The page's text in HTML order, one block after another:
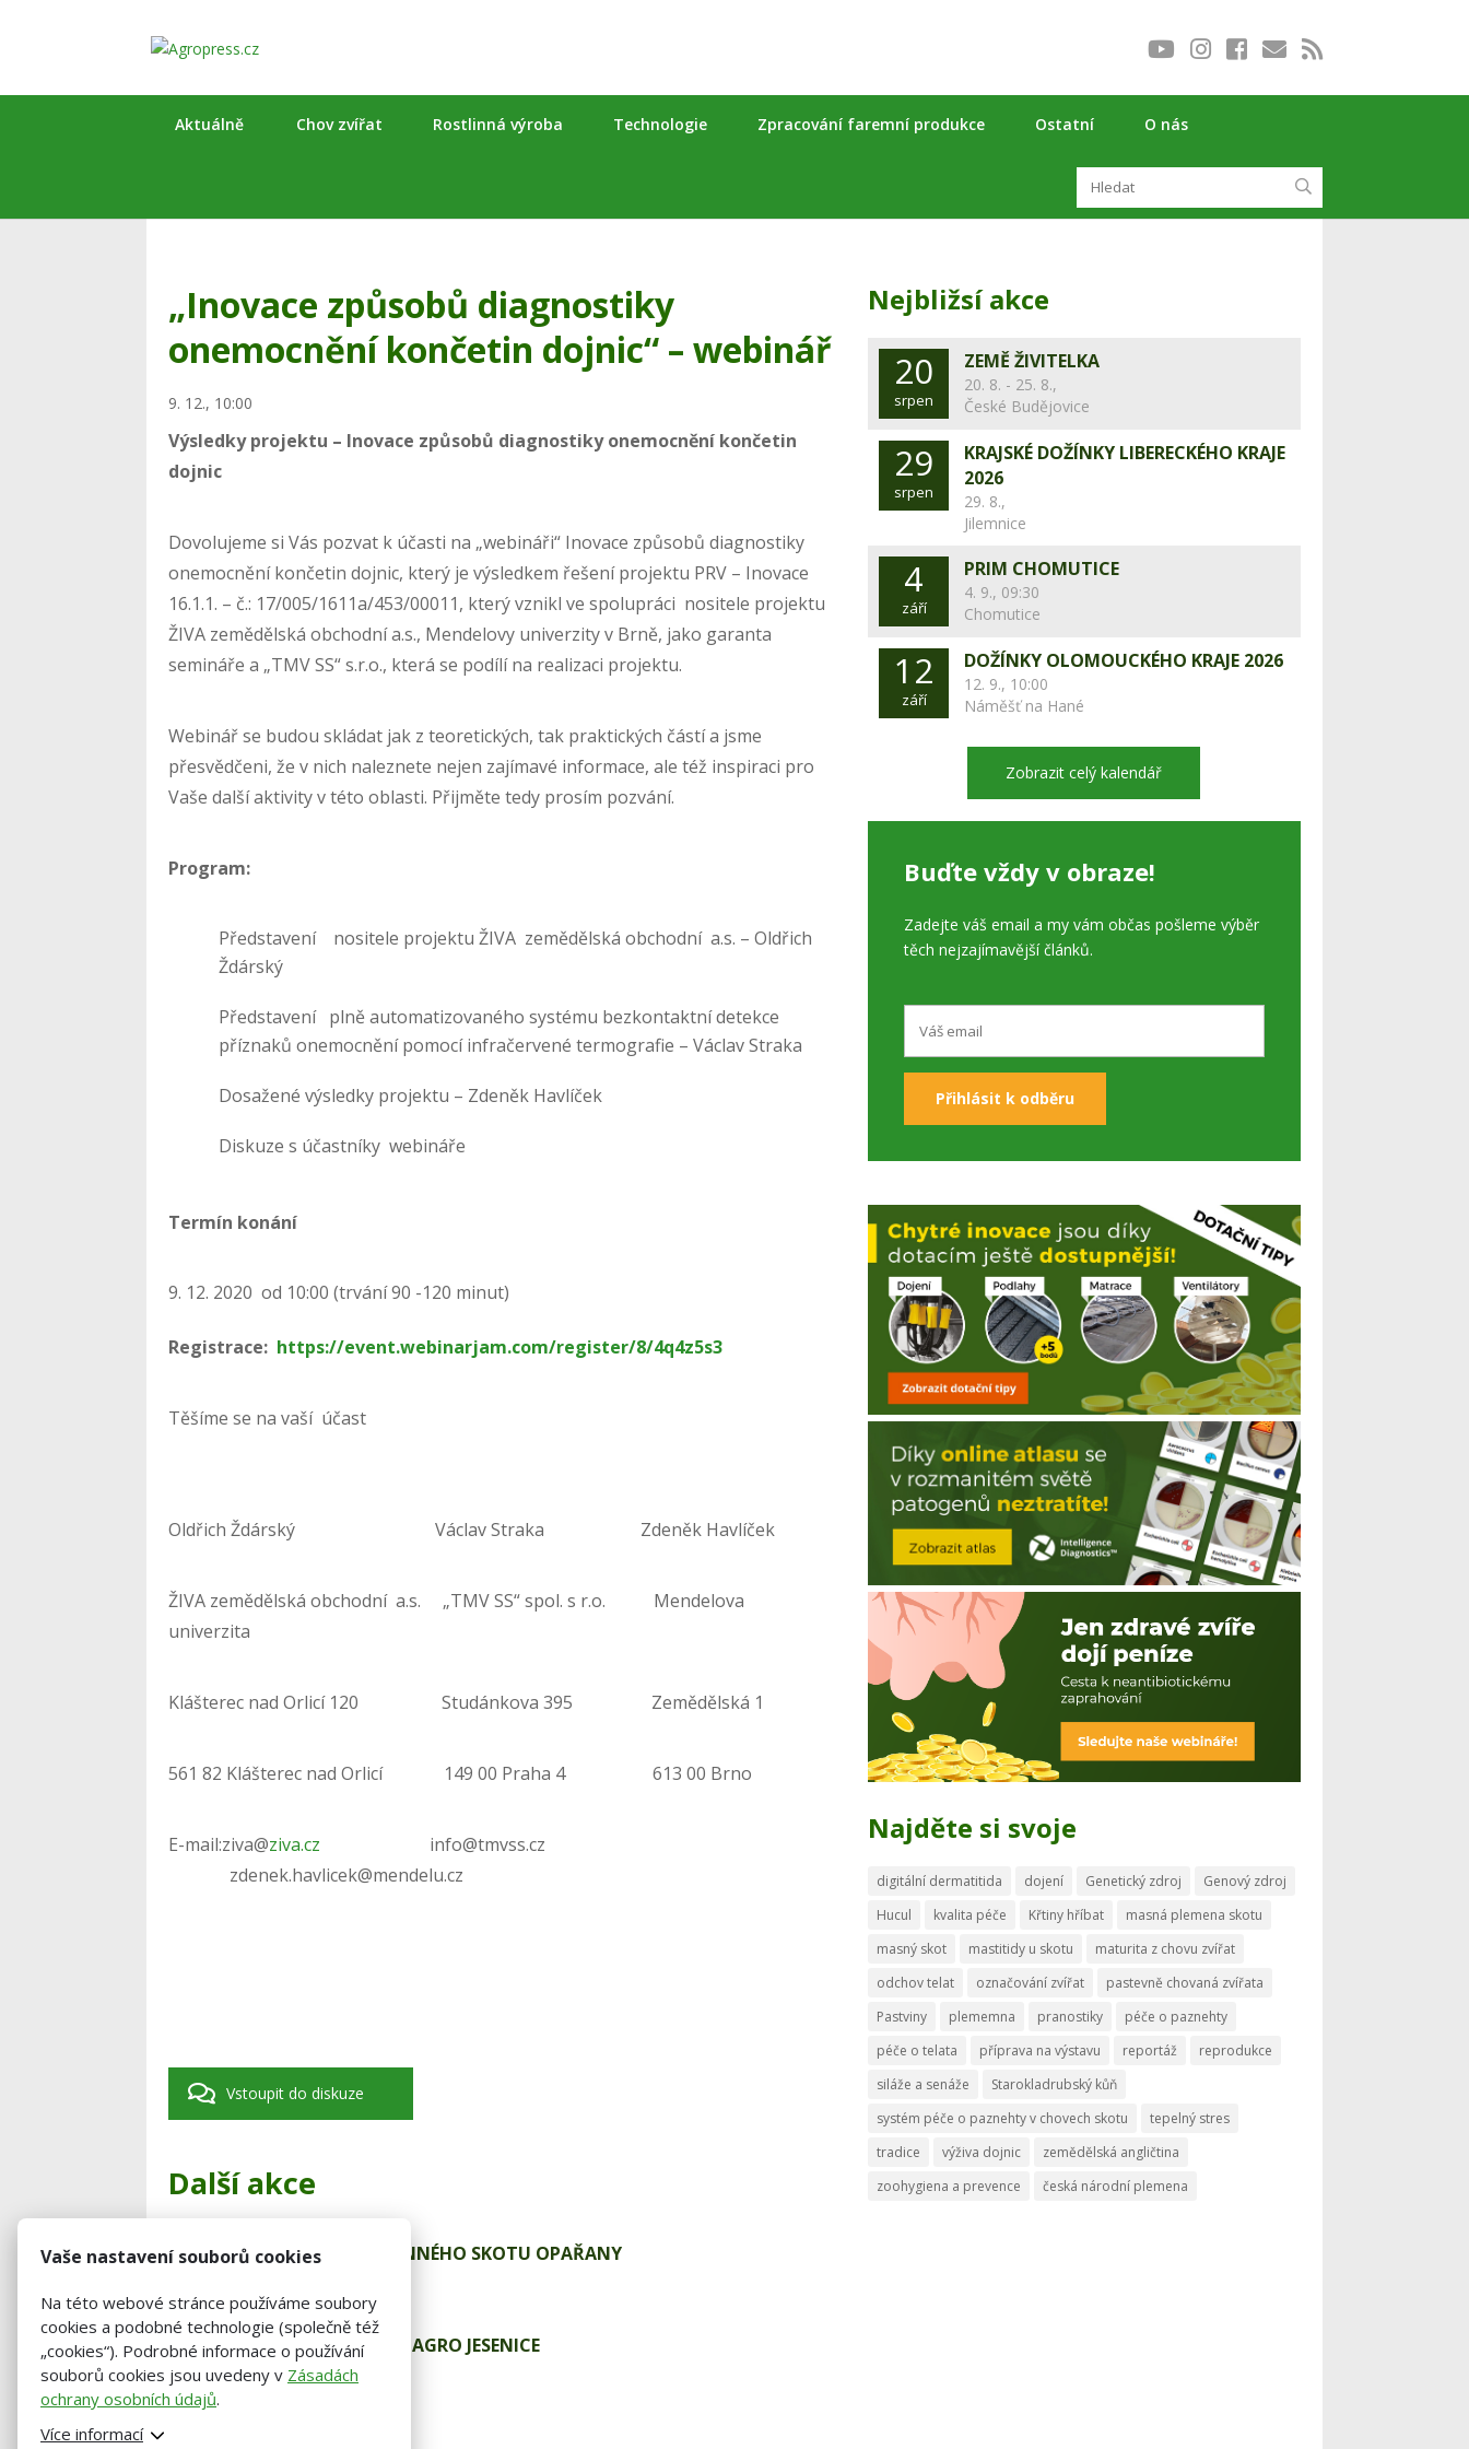
Aktuálně Chov zvířat Rostlinná výroba Technologie Zpracování faremní produkce Ostatní O nás
„Inovace způsobů diagnostiky
onemocnění končetin dojnic“ – webinář
9. 12., 10:00
Výsledky projektu – Inovace způsobů diagnostiky onemocnění končetin
dojnic
Dovolujeme si Vás pozvat k účasti na „webináři“ Inovace způsobů diagnostiky
onemocnění končetin dojnic, který je výsledkem řešení projektu PRV – Inovace
16.1.1. – č.: 17/005/1611a/453/00011, který vznikl ve spolupráci nositele projektu
ŽIVA zemědělská obchodní a.s., Mendelovy univerzity v Brně, jako garanta
semináře a „TMV SS“ s.r.o., která se podílí na realizaci projektu.
Webinář se budou skládat jak z teoretických, tak praktických částí a jsme
přesvědčeni, že v nich naleznete nejen zajímavé informace, ale též inspiraci pro
Vaše další aktivity v této oblasti. Přijměte tedy prosím pozvání.
Program:
Představení nositele projektu ŽIVA zemědělská obchodní a.s. – Oldřich
Ždárský
Představení plně automatizovaného systému bezkontaktní detekce
příznaků onemocnění pomocí infračervené termografie – Václav Straka
Dosažené výsledky projektu – Zdeněk Havlíček
Diskuze s účastníky webináře
Termín konání
12. 2020 od 10:00 (trvání 90 -120 minut)
Registrace: https://event.webinarjam.com/register/8/4q4z5s3
Těšíme se na vaší účast
Oldřich Ždárský Václav Straka Zdeněk Havlíček
ŽIVA zemědělská obchodní a.s. „TMV SS“ spol. s r.o. Mendelova
univerzita
Klášterec nad Orlicí 120 Studánkova 395 Zemědělská 1
561 82 Klášterec nad Orlicí 149 00 Praha 4 613 00 Brno
E-mail:ziva@ziva.cz
info@tmvss.cz
zdenek.havlicek@mendelu.cz
Vstoupit do diskuze
Další akce
12 VÝSTAVA PLEMENNÉHO SKOTU OPAŘANY
25
květen
FARMÁŘSKÝ DEN AGRO JESENICE
25. 5.
Jesenice
Nejbližsí akce
20
srpen
ZEMĚ ŽIVITELKA
20. 8. - 25. 8.,
České Budějovice
29
srpen
KRAJSKÉ DOŽÍNKY LIBERECKÉHO KRAJE
2026
29. 8.,
Jilemnice
4
září
PRIM CHOMUTICE
4. 9., 09:30
Chomutice
12
září
DOŽÍNKY OLOMOUCKÉHO KRAJE 2026
12. 9., 10:00
Náměšť na Hané
Zobrazit celý kalendář
Buďte vždy v obraze!
Zadejte váš email a my vám občas pošleme výběr
těch nejzajímavější článků.
Najděte si svoje
digitální dermatitida dojení Genetický zdroj
Genový zdroj
Hucul
kvalita péče Křtiny hříbat
masná plemena skotu
masný skot
mastitidy u skotu
maturita z chovu zvířat
odchov telat
označování zvířat
pastevně chovaná zvířata
Pastviny
plememna pranostiky
péče o paznehty
péče o telata
příprava na výstavu reportáž
reprodukce
siláže a senáže
Starokladrubský kůň
systém péče o paznehty v chovech skotu
tepelný stres
tradice
výživa dojnic
zemědělská angličtina
zoohygiena a prevence
česká národní plemena
Vaše nastavení souborů cookies
Na této webové stránce používáme soubory
cookies a podobné technologie (společně též
„cookies“). Podrobné informace o používání
souborů cookies jsou uvedeny v Zásadách
ochrany osobních údajů.
Více informací